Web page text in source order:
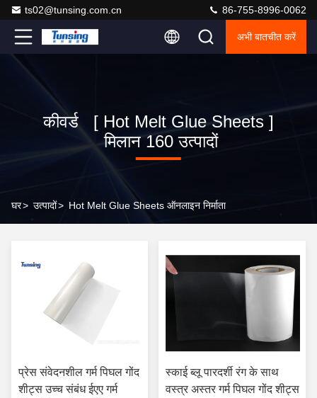
ts02@tunsing.com.cn 86-755-8996-0062
अभी बातचीत करें
कीवर्ड [ Hot Melt Glue Sheets ]
मिलान 160 उत्पादों
घर> उत्पादों> Hot Melt Glue Sheets ऑनलाइन निर्माता
प्रेस संवेदनशील गर्म पिघल गोंद
शीट्स उच्च संबंध ईएए गर्म
स्काई ब्लू पारदर्शी रंग के साथ
वस्त्र अस्तर गर्म पिघल गोंद शीट्स